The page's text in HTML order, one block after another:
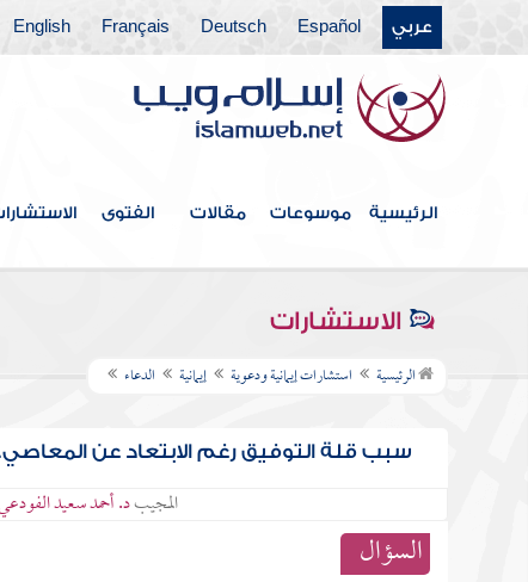
عربي Español
Deutsch
Français
English
الرئيسية موسوعات مقالات الفتوى
الاستشارات
الرئيسية استشارات إيمانية ودعوية إيمانية الدعاء
سبب قلة التوفيق رغم الابتعاد عن
المجيبد. أحمد سعيد
السؤال